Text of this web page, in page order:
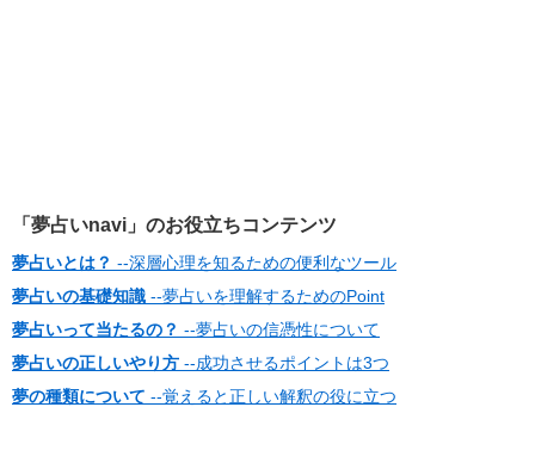
「夢占いnavi」のお役立ちコンテンツ
夢占いとは？ --深層心理を知るための便利なツール
夢占いの基礎知識 --夢占いを理解するためのPoint
夢占いって当たるの？ --夢占いの信憑性について
夢占いの正しいやり方 --成功させるポイントは3つ
夢の種類について --覚えると正しい解釈の役に立つ